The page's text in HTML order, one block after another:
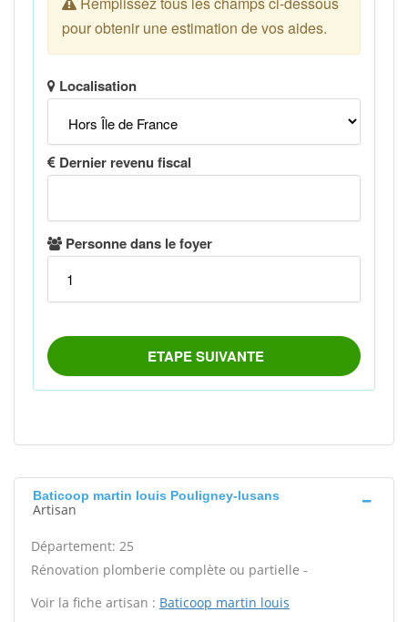
Baticoop martin louis Pouligney-lusans
Artisan
Département: 25
Rénovation plomberie complète ou partielle -
Voir la fiche artisan : Baticoop martin louis